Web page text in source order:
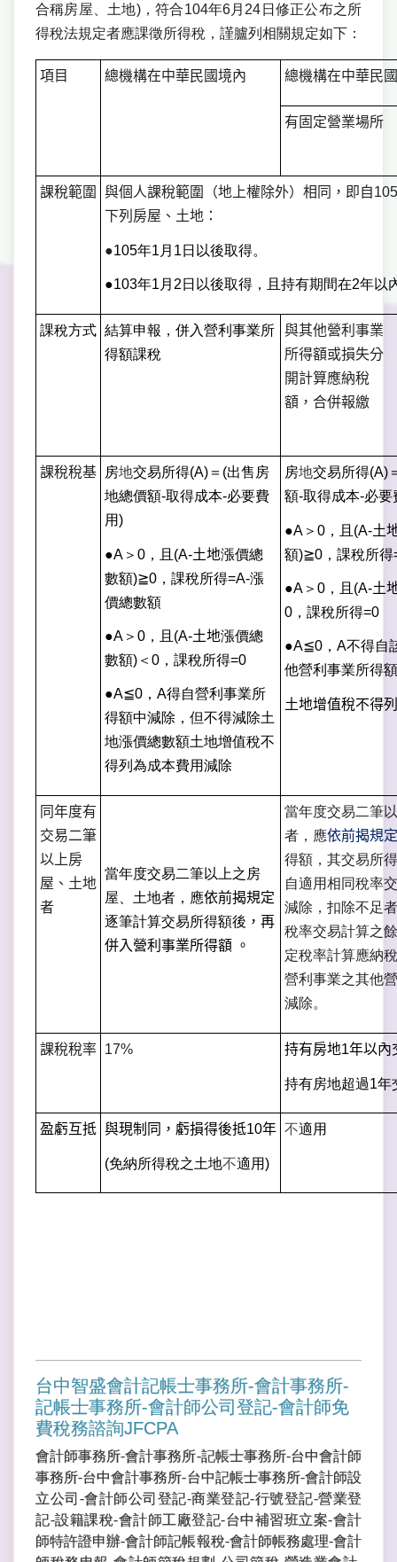
合稱房屋、土地)，符合104年6月24日修正公布之所
得稅法規定者應課徵所得稅，謹臚列相關規定如下：
項目 總機構在中華民國境內 總機構在中華民
有固定營業場所
課稅範圍 與個人課稅範圍（地上權除外）相同，即自105
下列房屋、土地：
●105年1 月 1 日以後取得。
●103年1 月 2 日以後取得，且持有期間在2年以
課稅方式 結算申報，併入營利事業所
得額課稅
與其他營利事業
所得額或損失分
開計算應納稅
額，合併報繳
課稅稅基 房地交易所得(A) ＝ (出售房
地總價額-取得成本-必要費
用)
●A ＞ 0 ，且 (A-土地漲價總
數額)≧0 ，課稅所得=A-漲
價總數額
●A ＞ 0 ，且 (A-土地漲價總
數額) ＜ 0 ，課稅所得=0
●A≦0 ， A得自營利事業所
得額中減除，但不得減除土
地漲價總數額土地增值稅不
得列為成本費用減除
房地交易所得(A)
額-取得成本-必要
●A ＞ 0 ，且 (A-土
額)≧0 ，課稅所得
●A ＞ 0 ，且 (A-土
0 ，課稅所得=0
●A≦0 ， A不得自
他營利事業所得
土地增值稅不得
同年度有
交易二筆
以上房
屋、土地
者
當年度交易二筆以上之房
屋、土地者，應依前揭規定
逐筆計算交易所得額後 ，再
併入營利事業所得額 。
當年度交易二筆
者，應依前揭規定
得額，其交易所
自適用相同稅率
減除，扣除不足
稅率交易計算之
定稅率計算應納
營利事業之其他
減除。
課稅稅率 17% 持有房地1年以內
持有房地超過1年
盈虧互抵 與現制同，虧損得後抵10年
(免納所得稅之土地不適用)
不適用
台中智盛會計記帳士事務所-會計事務所-
記帳士事務所-會計師公司登記-會計師免
費稅務諮詢JFCPA
會計師事務所-會計事務所-記帳士事務所-台中會計師
事務所-台中會計事務所-台中記帳士事務所-會計師設
立公司-會計師公司登記-商業登記-行號登記-營業登
記-設籍課稅-會計師工廠登記-台中補習班立案-會計
師特許證申辦-會計師記帳報稅-會計師帳務處理-會計